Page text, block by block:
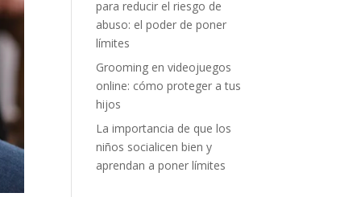
para reducir el riesgo de
abuso: el poder de poner
límites
Grooming en videojuegos
online: cómo proteger a tus
hijos
La importancia de que los
niños socialicen bien y
aprendan a poner límites